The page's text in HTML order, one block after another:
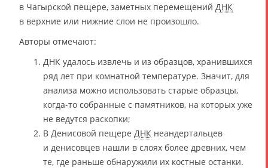
в Чагырской пещере, заметных перемещений ДНК
в верхние или нижние слои не произошло.
Авторы отмечают:
ДНК удалось извлечь и из образцов, хранившихся
ряд лет при комнатной температуре. Значит, для
анализа можно использовать старые образцы,
когда-то собранные с памятников, на которых уже
не ведутся раскопки;
В Денисовой пещере ДНК неандертальцев
и денисовцев нашли в слоях более древних, чем
те, где раньше обнаружили их костные останки.